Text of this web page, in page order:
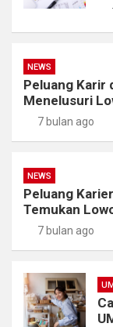
NEWS
Peluang Karir
Menelusuri
7 bulan ago
NEWS
Peluang
Temukan
7 bulan ago